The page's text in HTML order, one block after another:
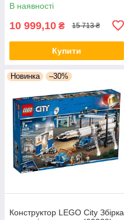
В наявності
10 999,10 ₴ 15 713 ₴
Купити
Новинка –30%
Конструктор LEGO City Збірка